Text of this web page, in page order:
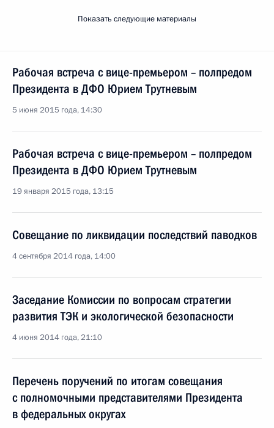
Показать следующие материалы
Рабочая встреча с вице-премьером – полпредом
Президента в ДФО Юрием Трутневым
5 июня 2015 года, 14:30
Рабочая встреча с вице-премьером – полпредом
Президента в ДФО Юрием Трутневым
19 января 2015 года, 13:15
Совещание по ликвидации последствий паводков
4 сентября 2014 года, 14:00
Заседание Комиссии по вопросам стратегии
развития ТЭК и экологической безопасности
4 июня 2014 года, 21:10
Перечень поручений по итогам совещания
с полномочными представителями Президента
в федеральных округах